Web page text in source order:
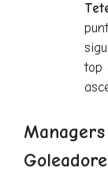
top